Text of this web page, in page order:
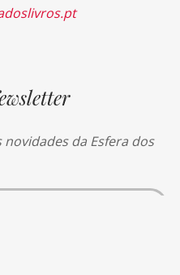
da Esfera dos